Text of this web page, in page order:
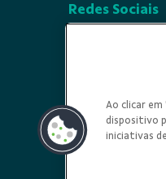
Redes Sociais
Ao clicar
dispositivo
iniciativas